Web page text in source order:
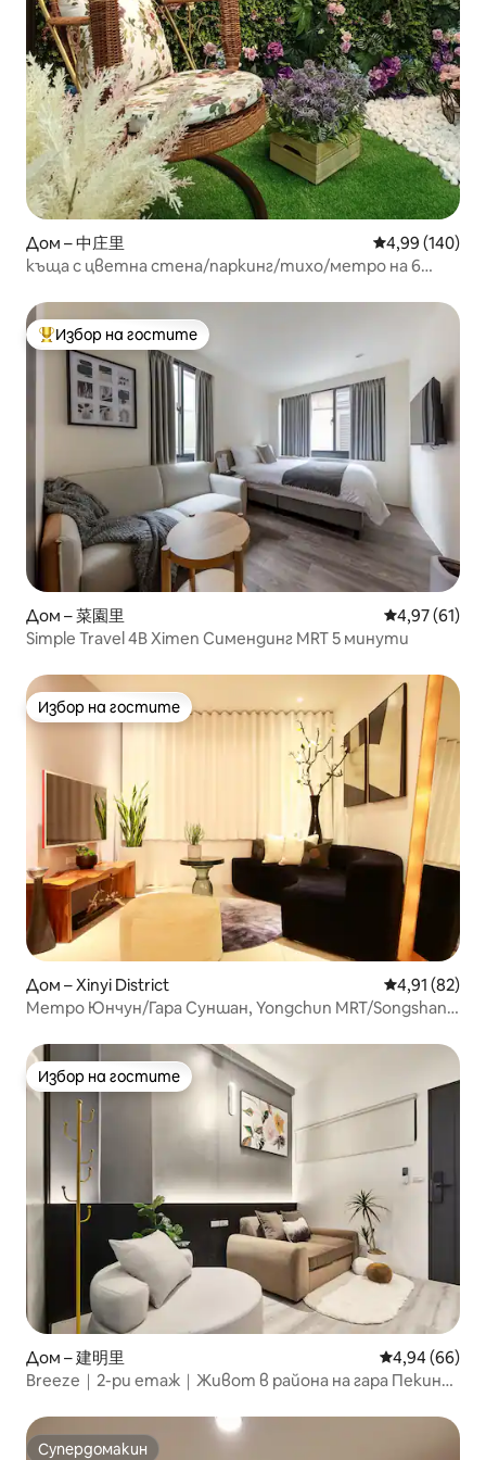
Дом – 中庄里 Средна
4,99 (140)
къща с цветна стена/паркинг/тихо/метро на 6
Най-популярен избор на гостите
Избор на гостите
Дом – 菜園里 Средна
4,97 (61)
Simple Travel 4B Ximen Симендинг MRT 5 минути
Избор на гостите
Избор на гостите
Дом – Xinyi District Средна
4,91 (82)
Метро Юнчун/Гара Суншан, Yongchun MRT/Songshan
Избор на гостите
Избор на гостите
Дом – 建明里 Средна
4,94 (66)
Breeze｜2-ри етаж｜Живот в района на гара Пекин｜
гара Тайпе｜Храна и пазаруване｜Леко метро до
летището
Супердомакин